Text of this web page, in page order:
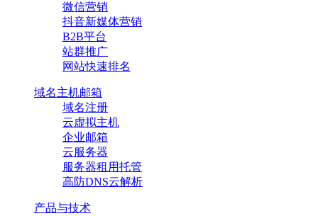
微信营销
抖音新媒体营销
B2B平台
站群推广
网站快速排名
域名主机邮箱
域名注册
云虚拟主机
企业邮箱
云服务器
服务器租用托管
高防DNS云解析
产品与技术